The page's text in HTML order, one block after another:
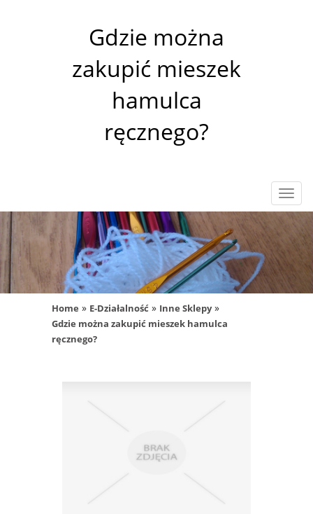
Gdzie można
zakupić mieszek
hamulca
ręcznego?
Home » E-Działalność » Inne Sklepy»
Gdzie można zakupić mieszek hamulca
ręcznego?